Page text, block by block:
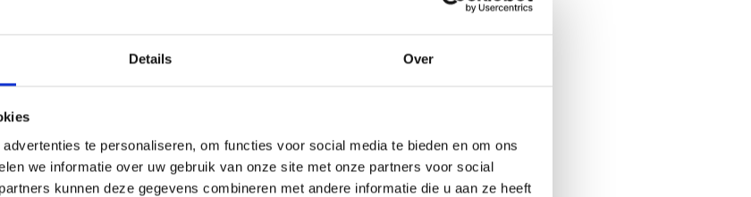
Details Over
te personaliseren, om functies voor social media te bieden en om ons
we informatie over uw gebruik van onze site met onze partners voor social
kunnen deze gegevens combineren met andere informatie die u aan ze heeft
moeten toegankelijk zijn om een breed publiek te betrekken,
regels voor digitale diensten en webshops.
diensten:
(EAA), met minimale WCAG 2.1 AA-normen.